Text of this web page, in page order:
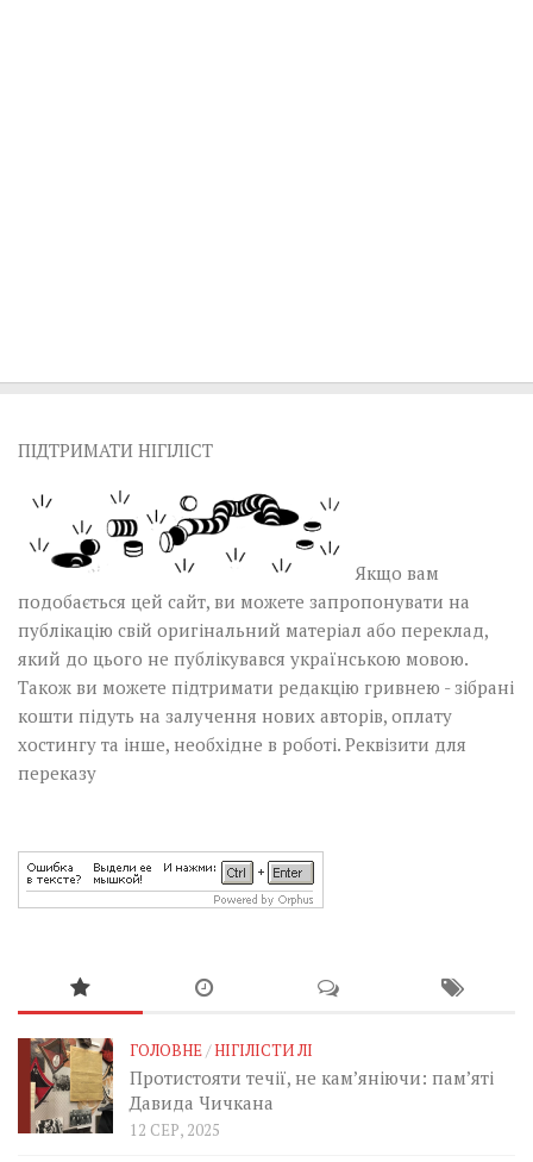
ПІДТРИМАТИ НІГІЛІСТ
Якщо вам
подобається цей сайт, ви можете запропонувати на
публікацію свій оригінальний матеріал або переклад,
який до цього не публікувався українською мовою.
Також ви можете підтримати редакцію гривнею - зібрані
кошти підуть на залучення нових авторів, оплату
хостингу та інше, необхідне в роботі. Реквізити для
переказу
ГОЛОВНЕ/НІГІЛІСТИ ЛІ
Протистояти течії, не кам’яніючи: пам’яті
Давида Чичкана
12 СЕР, 2025